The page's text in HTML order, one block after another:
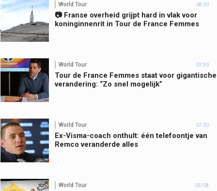
World Tour 08:30
📷 Franse overheid grijpt hard in vlak voor
koninginnenrit in Tour de France Femmes
World Tour 07:30
Tour de France Femmes staat voor gigantische
verandering: “Zo snel mogelijk”
World Tour 07:00
Ex-Visma-coach onthult: één telefoontje van
Remco veranderde alles
World Tour 05/08